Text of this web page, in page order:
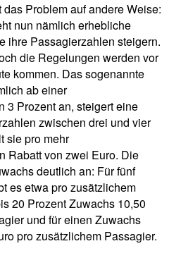
Problem auf andere Weise:
nun nämlich erhebliche
ihre Passagierzahlen steigern.
die Regelungen werden vor
kommen. Das sogenannte
ab einer
3 Prozent an, steigert eine
zwischen drei und vier
sie pro mehr
Rabatt von zwei Euro. Die
deutlich an: Für fünf
es etwa pro zusätzlichem
20 Prozent Zuwachs 10,50
und für einen Zuwachs
pro zusätzlichem Passagier.